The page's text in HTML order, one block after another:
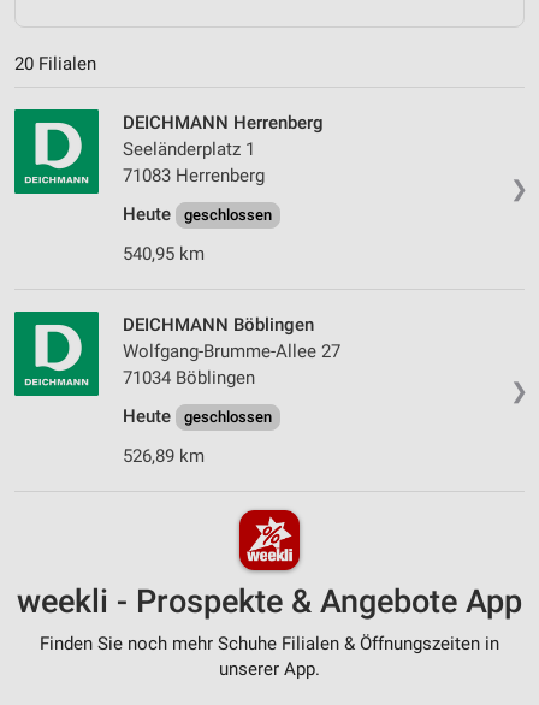
20 Filialen
❯
DEICHMANN Herrenberg
Seeländerplatz 1
71083 Herrenberg
Heute
geschlossen
540,95 km
❯
DEICHMANN Böblingen
Wolfgang-Brumme-Allee 27
71034 Böblingen
Heute
geschlossen
526,89 km
weekli - Prospekte & Angebote App
Finden Sie noch mehr Schuhe Filialen & Öffnungszeiten in
unserer App.